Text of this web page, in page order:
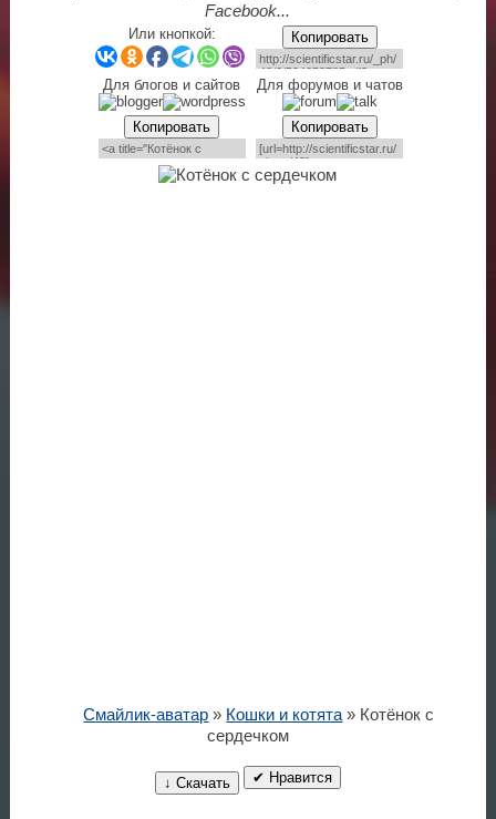
Facebook...
Или кнопкой: Копировать
Для блогов и сайтов Для форумов и чатов
Копировать Копировать
Смайлик-аватар » Кошки и котята » Котёнок с
сердечком
↓ Скачать ✔ Нравится